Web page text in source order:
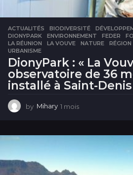
ACTUALITÉS BIODIVERSITÉ ,
DIONYPARK
,ENVIRONNEMENT ,FEDER ,
LA RÉUNION
,LA VOUVE ,NATURE ,RÉGION
URBANISME
DionyPark : « La
observatoire de 36
installé à Saint-Denis
by Mihary 1 mois
i